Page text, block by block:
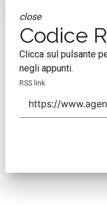
close
Codice
Clicca sul pulsante
negli appunti.
RSS link